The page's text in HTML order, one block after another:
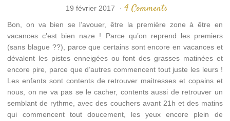
19 février 2017 · 4 Comments
Bon, on va bien se l’avouer, être la première zone à être en
vacances c’est bien naze ! Parce qu’on reprend les premiers
(sans blague ??), parce que certains sont encore en vacances et
dévalent les pistes enneigées ou font des grasses matinées et
encore pire, parce que d’autres commencent tout juste les leurs !
Les enfants sont contents de retrouver maitresses et copains et
nous, on ne va pas se le cacher, contents aussi de retrouver un
semblant de rythme, avec des couchers avant 21h et des matins
qui commencent tout doucement, les yeux encore plein de